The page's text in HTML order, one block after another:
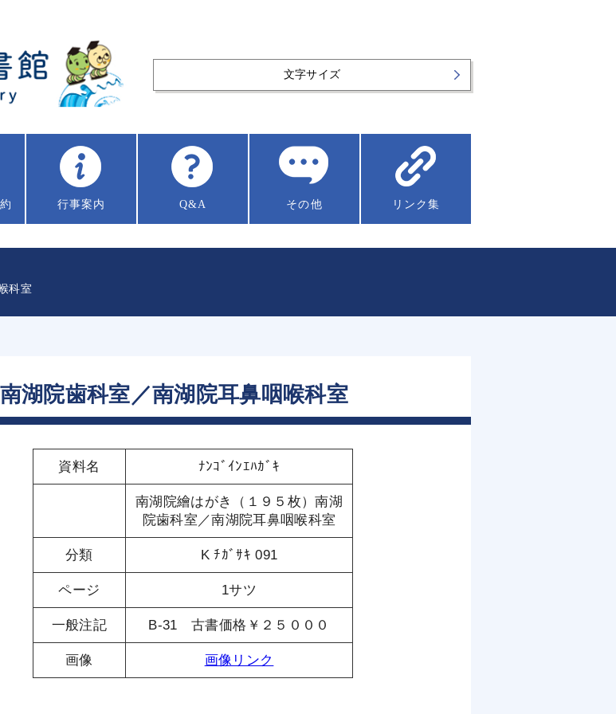
文字サイズ
行事案内 Q&A その他 リンク集
科室
湖院歯科室／南湖院耳鼻咽喉科室
資料名 ﾅﾝｺﾞｲﾝｴﾊｶﾞｷ
南湖院繪はがき（１９５枚）南湖
院歯科室／南湖院耳鼻咽喉科室
分類 K ﾁｶﾞｻｷ 091
ページ 1サツ
一般注記 B-31 古書価格￥２５０００
画像 画像リンク